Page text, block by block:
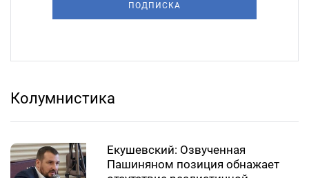
ПОДПИСКА
Колумнистика
Екушевский: Озвученная
Пашиняном позиция обнажает